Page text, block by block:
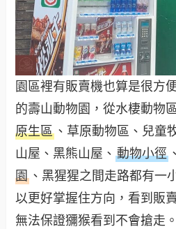
園區裡有販賣機也算是很方
的壽山動物園，從水棲動物
原生區 、草原動物區、兒童
山屋、黑熊山屋、動物小徑
園 、黑猩猩之間走路都有一
以更好掌握住方向，看到販
無法保證獼猴看到不會搶走。